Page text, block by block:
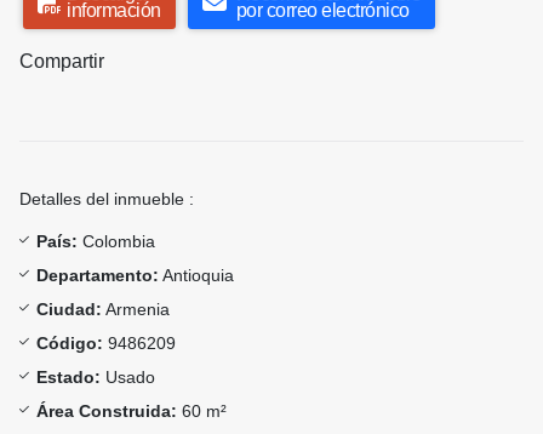
información
por correo electrónico
Compartir
Detalles del inmueble :
País: Colombia
Departamento: Antioquia
Ciudad: Armenia
Código: 9486209
Estado: Usado
Área Construida: 60 m²